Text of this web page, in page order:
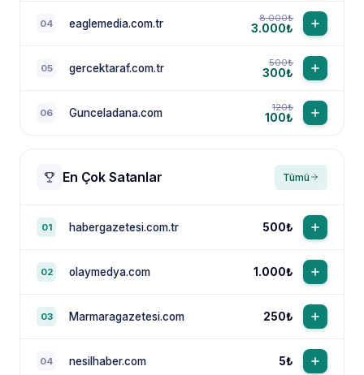
04 eaglemedia.com.tr 8.000₺
3.000₺
05 gercektaraf.com.tr 500₺
300₺
06 Gunceladana.com 120₺
100₺
En Çok Satanlar Tümü
01 habergazetesi.com.tr 500₺
02 olaymedya.com 1.000₺
03 Marmaragazetesi.com 250₺
04 nesilhaber.com 5₺